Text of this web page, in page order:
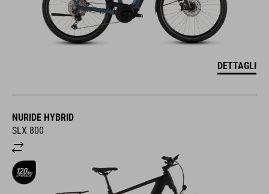
DETTAGLI
NURIDE HYBRID
SLX 800